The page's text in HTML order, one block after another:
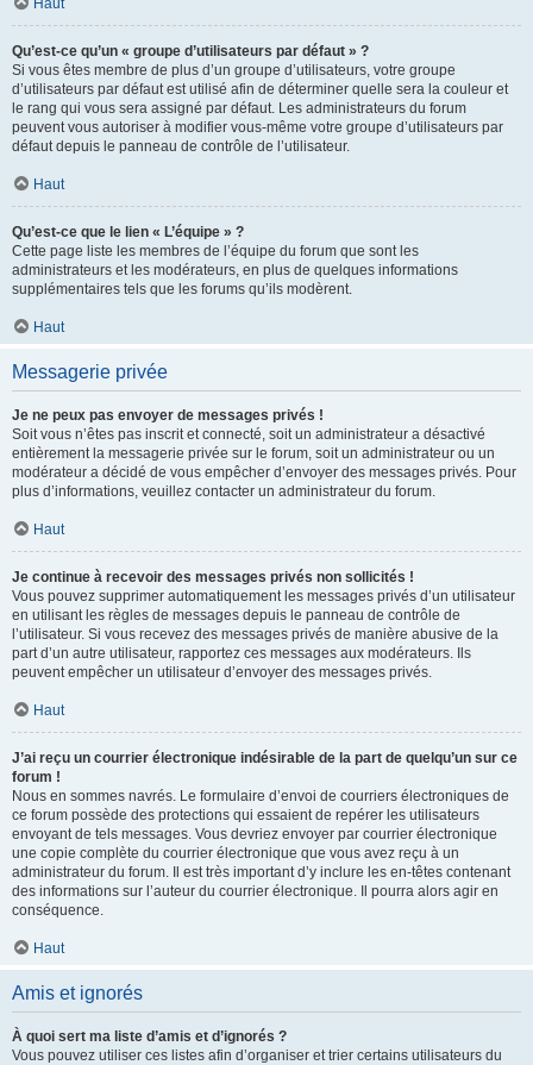
Haut
Qu’est-ce qu’un « groupe d’utilisateurs par défaut » ?
Si vous êtes membre de plus d’un groupe d’utilisateurs, votre groupe
d’utilisateurs par défaut est utilisé afin de déterminer quelle sera la couleur et
le rang qui vous sera assigné par défaut. Les administrateurs du forum
peuvent vous autoriser à modifier vous-même votre groupe d’utilisateurs par
défaut depuis le panneau de contrôle de l’utilisateur.
Haut
Qu’est-ce que le lien « L’équipe » ?
Cette page liste les membres de l’équipe du forum que sont les
administrateurs et les modérateurs, en plus de quelques informations
supplémentaires tels que les forums qu’ils modèrent.
Haut
Messagerie privée
Je ne peux pas envoyer de messages privés !
Soit vous n’êtes pas inscrit et connecté, soit un administrateur a désactivé
entièrement la messagerie privée sur le forum, soit un administrateur ou un
modérateur a décidé de vous empêcher d’envoyer des messages privés. Pour
plus d’informations, veuillez contacter un administrateur du forum.
Haut
Je continue à recevoir des messages privés non sollicités !
Vous pouvez supprimer automatiquement les messages privés d’un utilisateur
en utilisant les règles de messages depuis le panneau de contrôle de
l’utilisateur. Si vous recevez des messages privés de manière abusive de la
part d’un autre utilisateur, rapportez ces messages aux modérateurs. Ils
peuvent empêcher un utilisateur d’envoyer des messages privés.
Haut
J’ai reçu un courrier électronique indésirable de la part de quelqu’un sur ce
forum !
Nous en sommes navrés. Le formulaire d’envoi de courriers électroniques de
ce forum possède des protections qui essaient de repérer les utilisateurs
envoyant de tels messages. Vous devriez envoyer par courrier électronique
une copie complète du courrier électronique que vous avez reçu à un
administrateur du forum. Il est très important d’y inclure les en-têtes contenant
des informations sur l’auteur du courrier électronique. Il pourra alors agir en
conséquence.
Haut
Amis et ignorés
À quoi sert ma liste d’amis et d’ignorés ?
Vous pouvez utiliser ces listes afin d’organiser et trier certains utilisateurs du